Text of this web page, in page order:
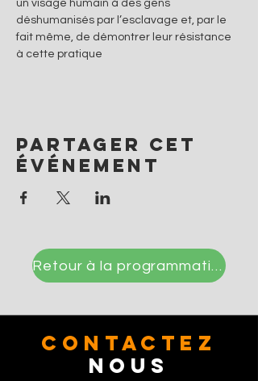
un visage humain à des gens
déshumanisés par l’esclavage et, par le
fait même, de démontrer leur résistance
à cette pratique
Partager cet
événement
Retour à la programmation
CONTACTez
Nous